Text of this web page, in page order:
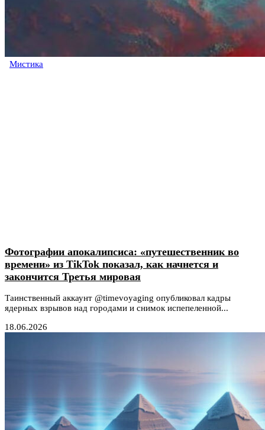
Мистика
Фотографии апокалипсиса: «путешественник во
времени» из TikTok показал, как начнется и
закончится Третья мировая
Таинственный аккаунт @timevoyaging опубликовал кадры
ядерных взрывов над городами и снимок испепеленной...
18.06.2026